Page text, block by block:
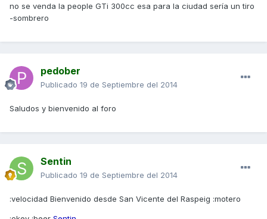
no se venda la people GTi 300cc esa para la ciudad sería un tiro
-sombrero
pedober
Publicado 19 de Septiembre del 2014
Saludos y bienvenido al foro
Sentin
Publicado 19 de Septiembre del 2014
:velocidad Bienvenido desde San Vicente del Raspeig :motero